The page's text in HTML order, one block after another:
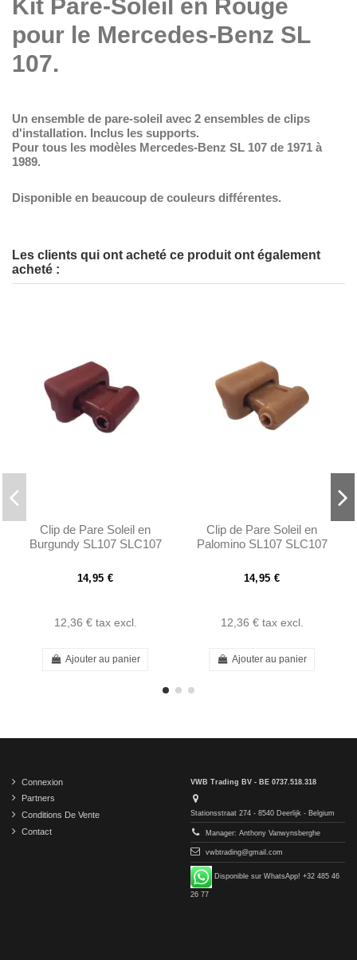
Kit Pare-Soleil en Rouge
pour le Mercedes-Benz SL
107.
Un ensemble de pare-soleil avec 2 ensembles de clips
d'installation. Inclus les supports.
Pour tous les modèles Mercedes-Benz SL 107 de 1971 à
1989.
Disponible en beaucoup de couleurs différentes.
Les clients qui ont acheté ce produit ont également
acheté :
Clip de Pare Soleil en
Burgundy SL107 SLC107
14,95 €
12,36 € tax excl.
Ajouter au panier
Clip de Pare Soleil en
Palomino SL107 SLC107
14,95 €
12,36 € tax excl.
Ajouter au panier
Connexion
Partners
Conditions De Vente
Contact
VWB Trading BV - BE 0737.518.318
Stationsstraat 274 - 8540 Deerlijk - Belgium
Manager: Anthony Vanwynsberghe
vwbtrading@gmail.com
Disponible sur WhatsApp! +32 485 46
26 77